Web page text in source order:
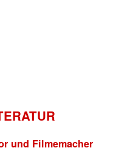
und Filmemacher